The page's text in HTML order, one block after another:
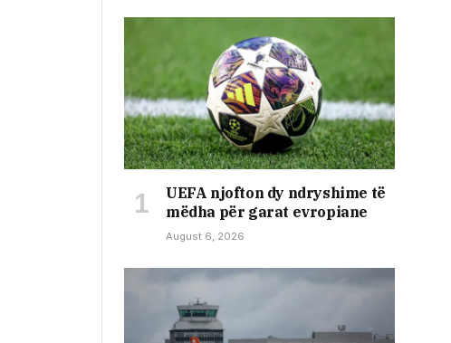
UEFA njofton dy ndryshime të
mëdha për garat evropiane
August 6, 2026